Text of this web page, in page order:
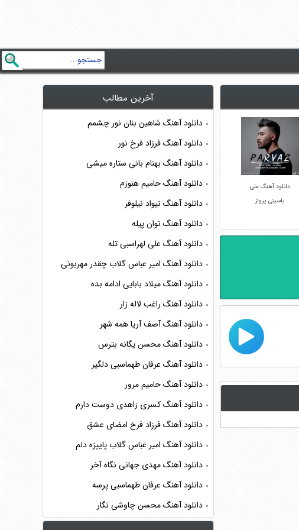
دانلود آهنگ علی
یاسینی پرواز
آخرین مطالب
دانلود آهنگ شاهین بنان نور چشمم
دانلود آهنگ فرزاد فرخ نور
دانلود آهنگ بهنام بانی ستاره میشی
دانلود آهنگ حامیم هنوزم
دانلود آهنگ نیواد نیلوفر
دانلود آهنگ نوان پیله
دانلود آهنگ علی لهراسبی تله
دانلود آهنگ امیر عباس گلاب چقدر مهربونی
دانلود آهنگ میلاد بابایی ادامه بده
دانلود آهنگ راغب لاله زار
دانلود آهنگ آصف آریا همه شهر
دانلود آهنگ محسن یگانه بترس
دانلود آهنگ عرفان طهماسبی دلگیر
دانلود آهنگ حامیم مرور
دانلود آهنگ کسری زاهدی دوست دارم
دانلود آهنگ فرزاد فرخ امضای عشق
دانلود آهنگ امیر عباس گلاب پاییزه دلم
دانلود آهنگ مهدی جهانی نگاه آخر
دانلود آهنگ عرفان طهماسبی پرسه
دانلود آهنگ محسن چاوشی نگار